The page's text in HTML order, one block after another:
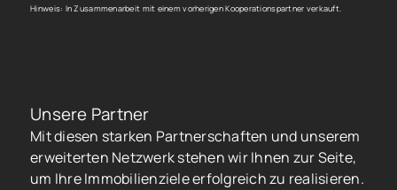
Hinweis: In Zusammenarbeit mit einem vorherigen Kooperationspartner verkauft.
Unsere Partner
Mit diesen starken Partnerschaften und unserem
erweiterten Netzwerk stehen wir Ihnen zur Seite,
um Ihre Immobilienziele erfolgreich zu realisieren.